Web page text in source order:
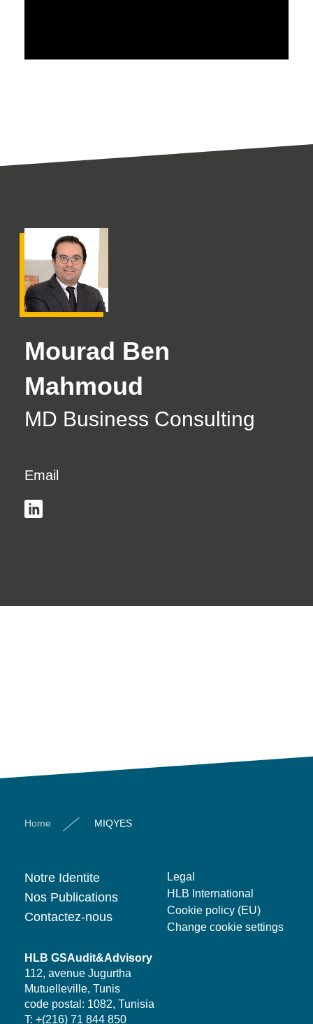
Mourad Ben
Mahmoud
MD Business Consulting
Email
Home MIQYES
Notre Identite
Nos Publications
Contactez-nous
Legal
HLB International
Cookie policy (EU)
Change cookie settings
HLB GSAudit&Advisory
112, avenue Jugurtha
Mutuelleville, Tunis
code postal: 1082, Tunisia
T: +(216) 71 844 850